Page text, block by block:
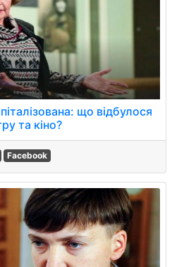
що відбулося
та кіно?
Facebook